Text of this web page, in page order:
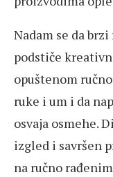
Nadam se da
podstiče
opuštenom
ruke i um i da
osvaja osmehe.
izgled i savršen
na ručno